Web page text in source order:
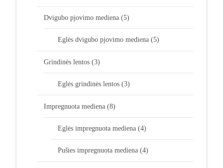
Dvigubo pjovimo mediena (5)
Eglės dvigubo pjovimo mediena (5)
Grindinės lentos (3)
Eglės grindinės lentos (3)
Impregnuota mediena (8)
Eglės impregnuota mediena (4)
Pušies impregnuota mediena (4)